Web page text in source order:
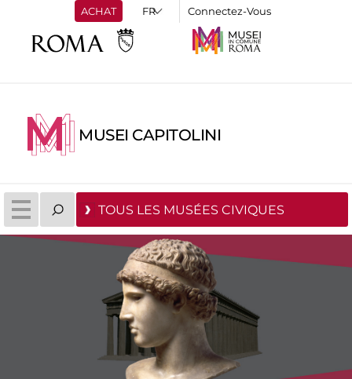
ACHAT Connectez-Vous
MUSEI CAPITOLINI
TOUS LES MUSÉES CIVIQUES